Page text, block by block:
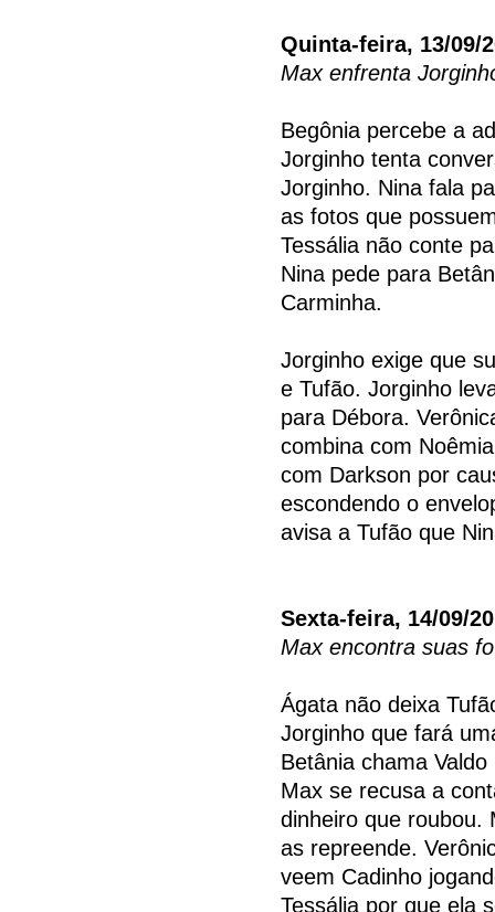
Quinta-feira, 13/09/
Max enfrenta
Begônia percebe a
Jorginho tenta
Jorginho. Nina fala
as fotos que
Tessália não conte
Nina pede para
Carminha.
Jorginho exige que
e Tufão. Jorginho
para Débora.
combina com
com Darkson por
escondendo o
avisa a Tufão que
Sexta-feira, 14/09/
Max encontra suas
Ágata não deixa
Jorginho que fará
Betânia chama
Max se recusa a
dinheiro que roubou.
as repreende.
veem Cadinho
Tessália por que ela